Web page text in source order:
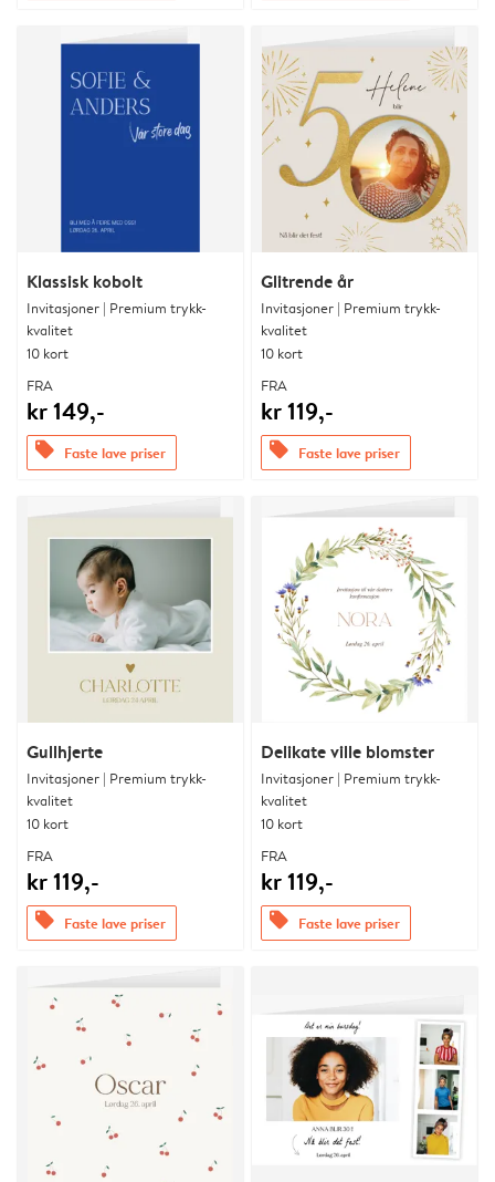
Klassisk kobolt
Invitasjoner | Premium trykk-
kvalitet
10 kort
FRA
kr 149,-
offers Faste lave priser
Glitrende år
Invitasjoner | Premium trykk-
kvalitet
10 kort
FRA
kr 119,-
offers Faste lave priser
Gullhjerte
Invitasjoner | Premium trykk-
kvalitet
10 kort
FRA
kr 119,-
offers Faste lave priser
Delikate ville blomster
Invitasjoner | Premium trykk-
kvalitet
10 kort
FRA
kr 119,-
offers Faste lave priser